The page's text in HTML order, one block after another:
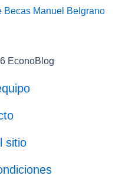
Becas Manuel Belgrano
EconoBlog
sitio